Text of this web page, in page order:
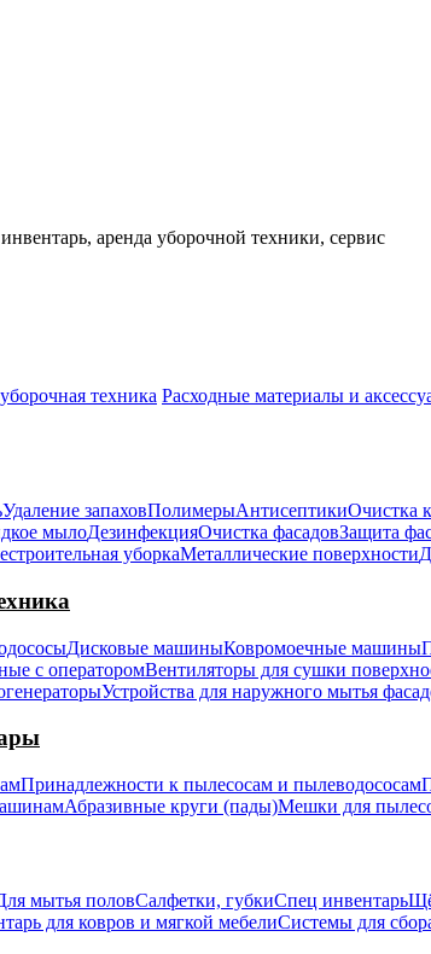
аренда уборочной техники, сервис
техника Расходные материалы и
Удаление запаховПолимерыАнтисептикиОчистка
мылоДезинфекцияОчистка фасадовЗащита
уборкаМеталлические поверхности
Дисковые машиныКовромоечные машины
с операторомВентиляторы для сушки
Устройства для наружного мытья
Принадлежности к пылесосам и пылеводососам
Абразивные круги (пады)Мешки для
мытья половСалфетки, губкиСпец инвентарь
для ковров и мягкой мебелиСистемы для